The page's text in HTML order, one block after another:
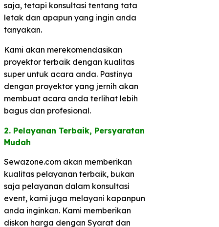
saja, tetapi konsultasi tentang tata
letak dan apapun yang ingin anda
tanyakan.
Kami akan merekomendasikan
proyektor terbaik dengan kualitas
super untuk acara anda. Pastinya
dengan proyektor yang jernih akan
membuat acara anda terlihat lebih
bagus dan profesional.
2. Pelayanan Terbaik, Persyaratan
Mudah​
Sewazone.com akan memberikan
kualitas pelayanan terbaik, bukan
saja pelayanan dalam konsultasi
event, kami juga melayani kapanpun
anda inginkan. Kami memberikan
diskon harga dengan Syarat dan